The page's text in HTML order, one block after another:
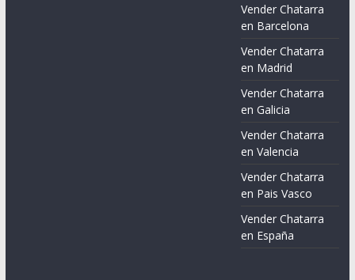
Vender Chatarra
en Barcelona
Vender Chatarra
en Madrid
Vender Chatarra
en Galicia
Vender Chatarra
en Valencia
Vender Chatarra
en Pais Vasco
Vender Chatarra
en España